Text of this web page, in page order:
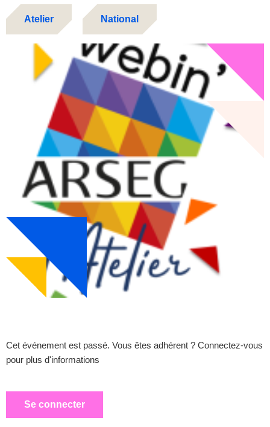
Atelier National
Cet événement est passé. Vous êtes adhérent ? Connectez-vous
pour plus d'informations
Se connecter